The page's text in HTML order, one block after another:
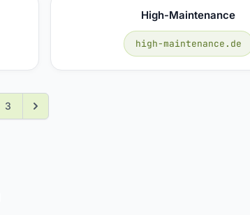
High-Maintenance
high-maintenance.de
3